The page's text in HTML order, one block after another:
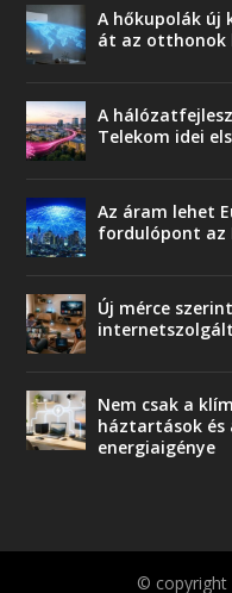
A hőkupolák
át az otthonok
A
Telekom idei
Az áram lehet
fordulópont az
Új mérce
Nem csak a
háztartások és
energiaigénye
© copyright